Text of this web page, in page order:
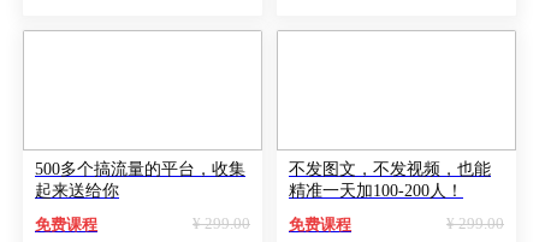
500多个搞流量的平台，收集
起来送给你
¥ 299.00
免费课程
不发图文，不发视频，也能
精准一天加100-200人！
¥ 299.00
免费课程